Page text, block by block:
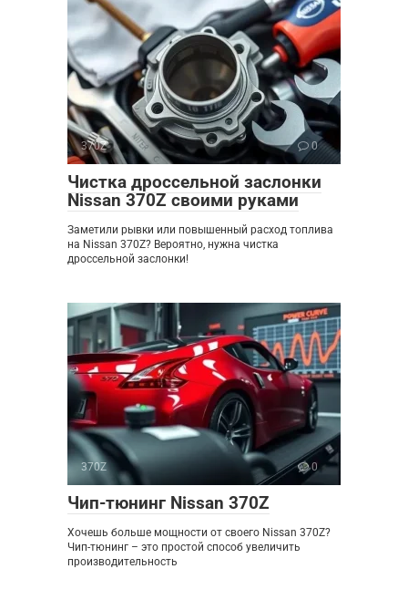
370Z 0
Чистка дроссельной заслонки
Nissan 370Z своими руками
Заметили рывки или повышенный расход топлива
на Nissan 370Z? Вероятно, нужна чистка
дроссельной заслонки!
370Z 0
Чип-тюнинг Nissan 370Z
Хочешь больше мощности от своего Nissan 370Z?
Чип-тюнинг – это простой способ увеличить
производительность